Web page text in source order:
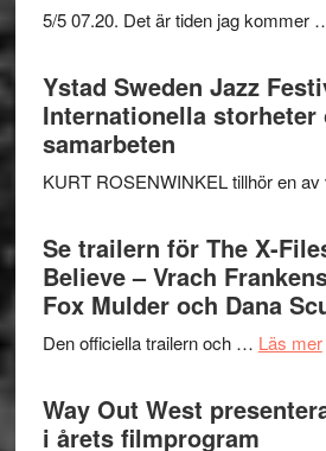
5/5 07.20. Det är tiden jag kommer
Ystad Sweden Jazz
Internationella storheter
samarbeten
KURT ROSENWINKEL tillhör en
Se trailern för The X-
Believe – Vrach
Fox Mulder och Dana
Den officiella trailern och … Läs mer
Way Out West
i årets filmprogram